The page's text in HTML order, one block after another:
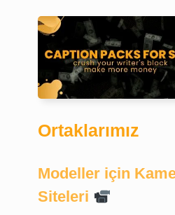
Ortaklarımız
Modeller için
Siteleri